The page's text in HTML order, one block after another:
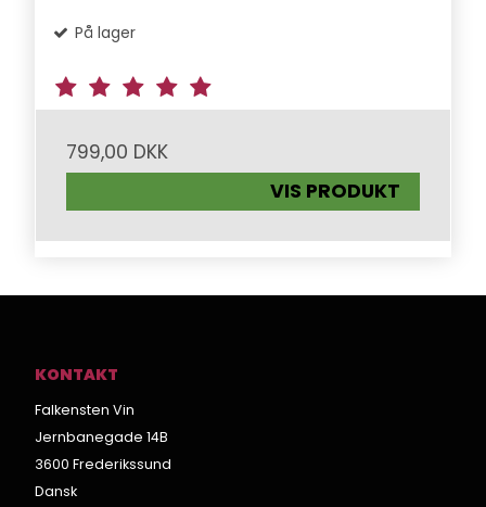
På lager
799,00 DKK
VIS PRODUKT
KONTAKT
Falkensten Vin
Jernbanegade 14B
3600 Frederikssund
Dansk